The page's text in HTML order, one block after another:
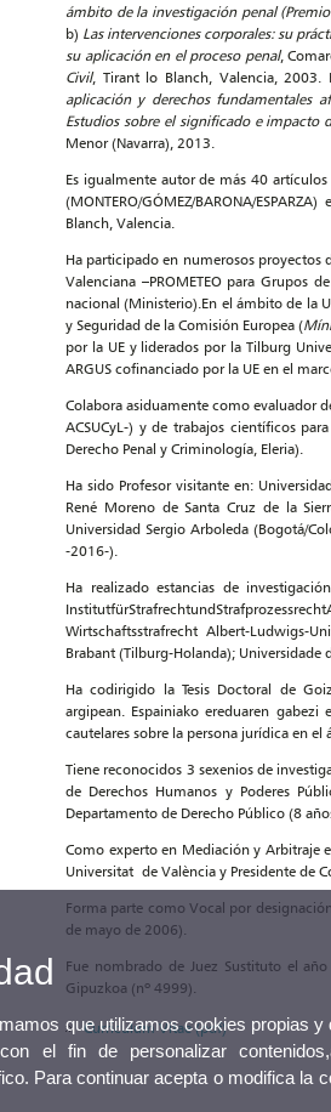
ámbito de la investigación penal
b) Las intervenciones corporales: su
su aplicación en el proceso penal,
Civil, Tirant lo Blanch, Valencia,
aplicación y derechos fundamentales
Estudios sobre el significado e impacto
Menor (Navarra), 2013.
Es igualmente autor de más 40
(MONTERO/GÓMEZ/BARONA/
Blanch, Valencia.
Ha participado en numerosos
Valenciana –PROMETEO para Grupos
nacional (Ministerio).En el ámbito de la
y Seguridad de la Comisión Europea (
por la UE y liderados por la Tilburg
ARGUS cofinanciado por la UE en el
Colabora asiduamente como evaluador
ACSUCyL-) y de trabajos científicos
Derecho Penal y Criminología, Eleria).
Ha sido Profesor visitante en:
René Moreno de Santa Cruz de la
Universidad Sergio Arboleda (Bogotá/
-2016-).
Ha realizado estancias de
Wirtschaftsstrafrecht Albert-Ludwigs-
Brabant (Tilburg-Holanda); Universidade
Ha codirigido la Tesis Doctoral de
argipean. Espainiako ereduaren gabezi
cautelares sobre la persona jurídica en
Tiene reconocidos 3 sexenios de
de Derechos Humanos y Poderes
Departamento de Derecho Público (8
Como experto en Mediación y Arbitraje
Universitat de València y Presidente de
Forma parte como Vocal por
de mayo de 2006).
Fue nombrado de Juez Sustituto el
Gipuzkoa (nº 4999).
Curriculum Vitae (pdf)
que utilizamos cookies propias
el fin de personalizar
Para continuar acepta o modifica la